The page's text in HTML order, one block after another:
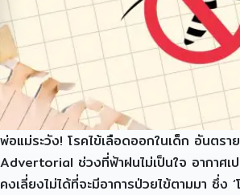
พ่อแม่ระวัง! โรคไข้เลือดออกในเด็ก อันตรา
Advertorial ช่วงที่ฟ้าฝนไม่เป็นใจ อากาศ
คงเลี่ยงไม่ได้ที่จะมีอาการป่วยไข้ตามมา ซึ่ง